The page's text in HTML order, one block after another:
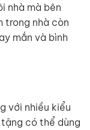
nhà mà bên
trong nhà còn
mắn và bình
với nhiều kiểu
có thể dùng